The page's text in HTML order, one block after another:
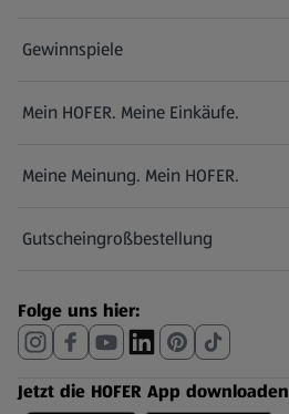
Gewinnspiele
Mein HOFER. Meine Einkäufe.
Meine Meinung. Mein HOFER.
Gutscheingroßbestellung
(öffnet in einem neuen Tab)
Folge uns hier:
Jetzt die HOFER App downloaden